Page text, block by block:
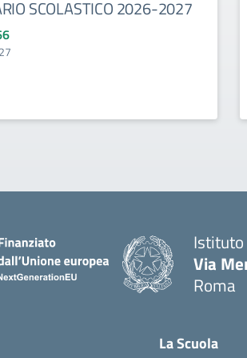
SCOLASTICO 2026-2027
Istituto
Via
Roma
La Scuola